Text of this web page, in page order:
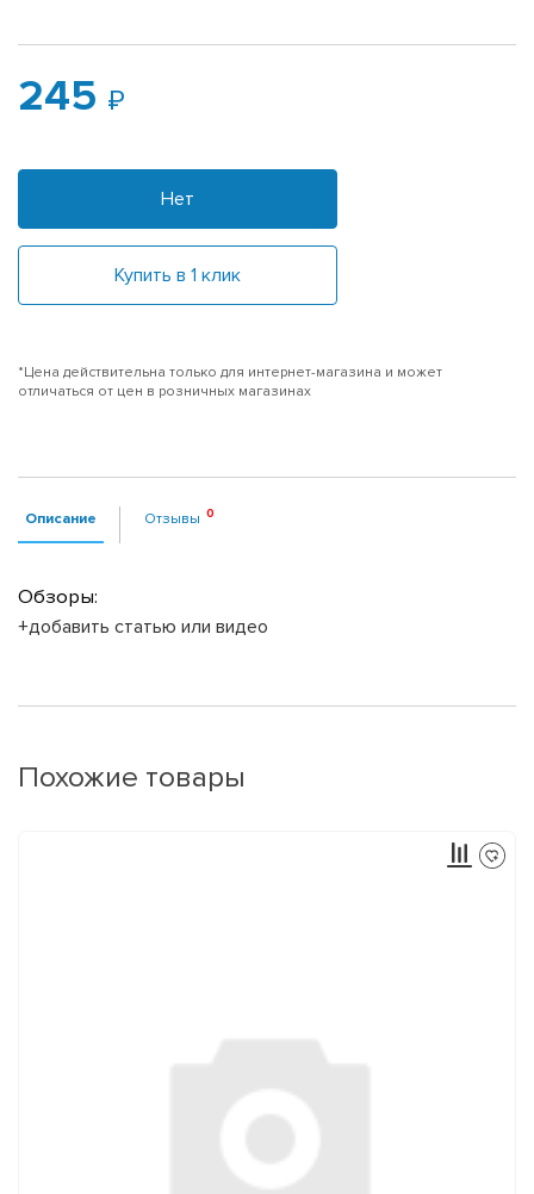
245
Нет
Купить в 1 клик
*Цена действительна только для интернет-магазина и может
отличаться от цен в розничных магазинах
Описание Отзывы
Обзоры:
+добавить статью или видео
Похожие товары